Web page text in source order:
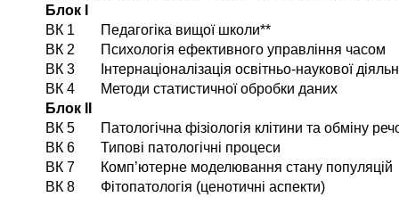
Блок І
ВК 1
Педагогіка вищої школи**
ВК 2
Психологія ефективного управління часом
ВК 3
Інтернаціоналізація освітньо-наукової
ВК 4
Методи статистичної обробки даних
Блок ІІ
ВК 5
Патологічна фізіологія клітини та обміну
ВК 6
Типові патологічні процеси
ВК 7
Комп’ютерне моделювання стану популяцій
ВК 8
Фітопатологія (ценотичні аспекти)